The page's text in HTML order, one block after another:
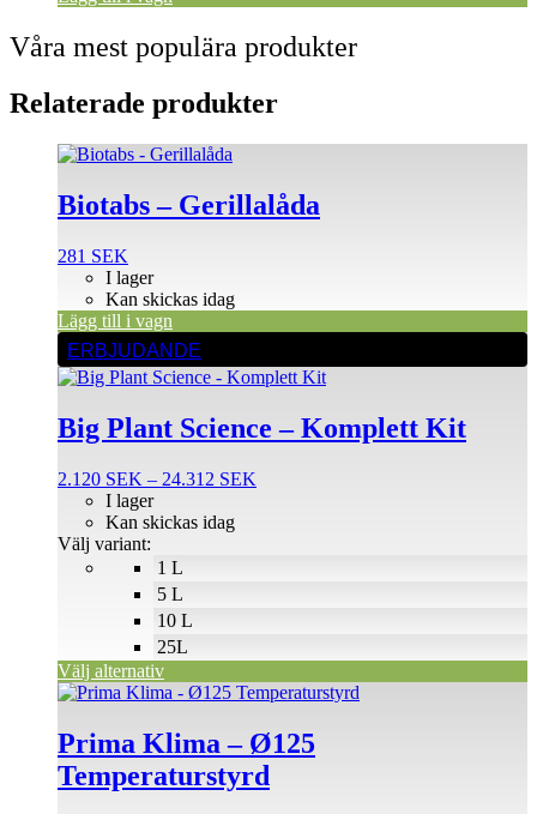
Våra mest populära produkter
Relaterade produkter
Biotabs – Gerillalåda
281 SEK
I lager
Kan skickas idag
Lägg till i vagn
ERBJUDANDE
Big Plant Science – Komplett Kit
2.120 SEK – 24.312 SEK
1 L
5 L
10 L
25L
I lager
Kan skickas idag
Välj variant:
Välj alternativ
Den
här
produkten
flera
varianter.
De
olika
alternativen
kan
väljas
produktsidan
Prima Klima – Ø125
Temperaturstyrd